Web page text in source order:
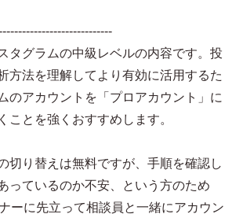
タグラムの中級レベルの内容です。投
方法を理解してより有効に活用するた
のアカウントを「プロアカウント」に
ことを強くおすすめします。
切り替えは無料ですが、手順を確認し
っているのか不安、という方のため
ーに先立って相談員と一緒にアカウン